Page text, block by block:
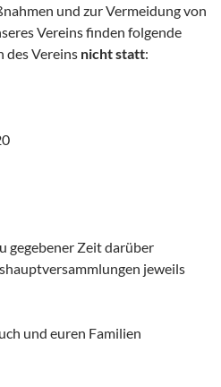
und zur Vermeidung von
Vereins finden folgende
des Vereins nicht statt:
gegebener Zeit darüber
jeweils
und euren Familien